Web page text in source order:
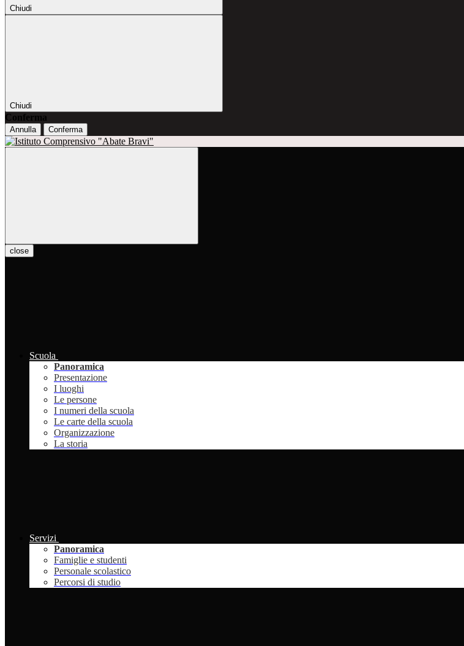
Chiudi
Chiudi
Conferma
Annulla Conferma
close
Scuola
Panoramica
Presentazione
I luoghi
Le persone
I numeri della scuola
Le carte della scuola
Organizzazione
La storia
Servizi
Panoramica
Famiglie e studenti
Personale scolastico
Percorsi di studio